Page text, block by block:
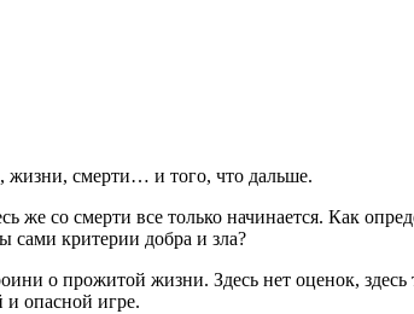
жизни, смерти… и того, что дальше.
же со смерти все только начинается. Как
сами критерии добра и зла?
о прожитой жизни. Здесь нет оценок,
и опасной игре.